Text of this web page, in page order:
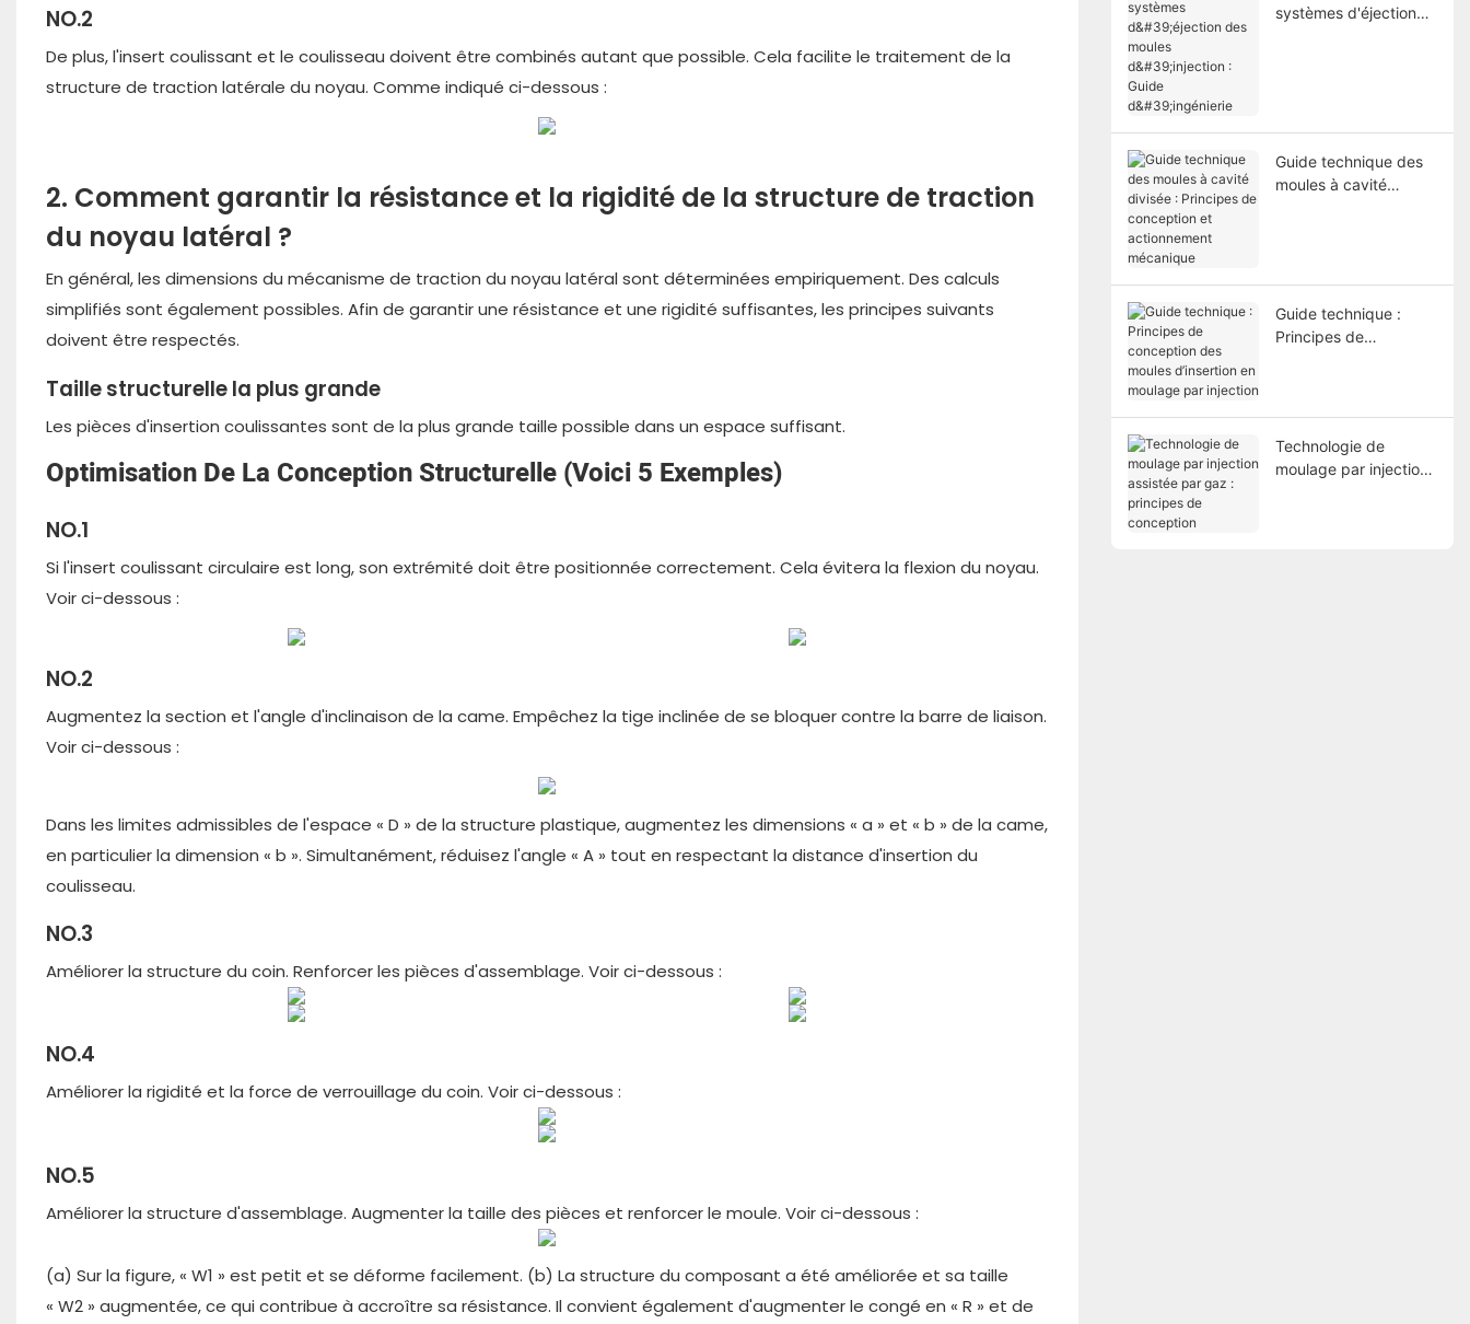
NO.2
De plus, l'insert coulissant et le coulisseau doivent être combinés autant que possible. Cela facilite le traitement de la
structure de traction latérale du noyau. Comme indiqué ci-dessous :
2. Comment garantir la résistance et la rigidité de la structure de traction
du noyau latéral ?
En général, les dimensions du mécanisme de traction du noyau latéral sont déterminées empiriquement. Des calculs
simplifiés sont également possibles. Afin de garantir une résistance et une rigidité suffisantes, les principes suivants
doivent être respectés.
Taille structurelle la plus grande
Les pièces d'insertion coulissantes sont de la plus grande taille possible dans un espace suffisant.
Optimisation De La Conception Structurelle (Voici 5 Exemples)
NO.1
Si l'insert coulissant circulaire est long, son extrémité doit être positionnée correctement. Cela évitera la flexion du noyau.
Voir ci-dessous :
NO.2
Augmentez la section et l'angle d'inclinaison de la came. Empêchez la tige inclinée de se bloquer contre la barre de liaison.
Voir ci-dessous :
Dans les limites admissibles de l'espace « D » de la structure plastique, augmentez les dimensions « a » et « b » de la came,
en particulier la dimension « b ». Simultanément, réduisez l'angle « A » tout en respectant la distance d'insertion du
coulisseau.
NO.3
Améliorer la structure du coin. Renforcer les pièces d'assemblage. Voir ci-dessous :
NO.4
Améliorer la rigidité et la force de verrouillage du coin. Voir ci-dessous :
NO.5
Améliorer la structure d'assemblage. Augmenter la taille des pièces et renforcer le moule. Voir ci-dessous :
(a) Sur la figure, « W1 » est petit et se déforme facilement. (b) La structure du composant a été améliorée et sa taille
« W2 » augmentée, ce qui contribue à accroître sa résistance. Il convient également d'augmenter le congé en « R » et de
systèmes d'éjection
Guide technique des
moules à cavité
Guide technique :
Principes de
Technologie de
moulage par injection